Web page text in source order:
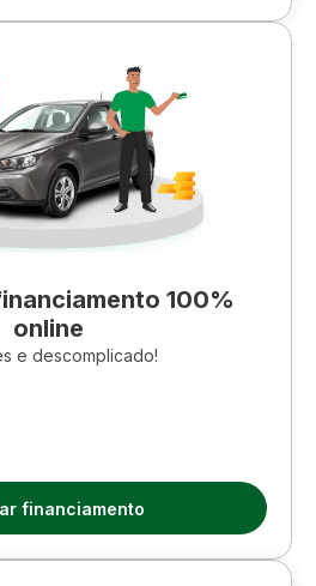
100%
online
e descomplicado!
financiamento